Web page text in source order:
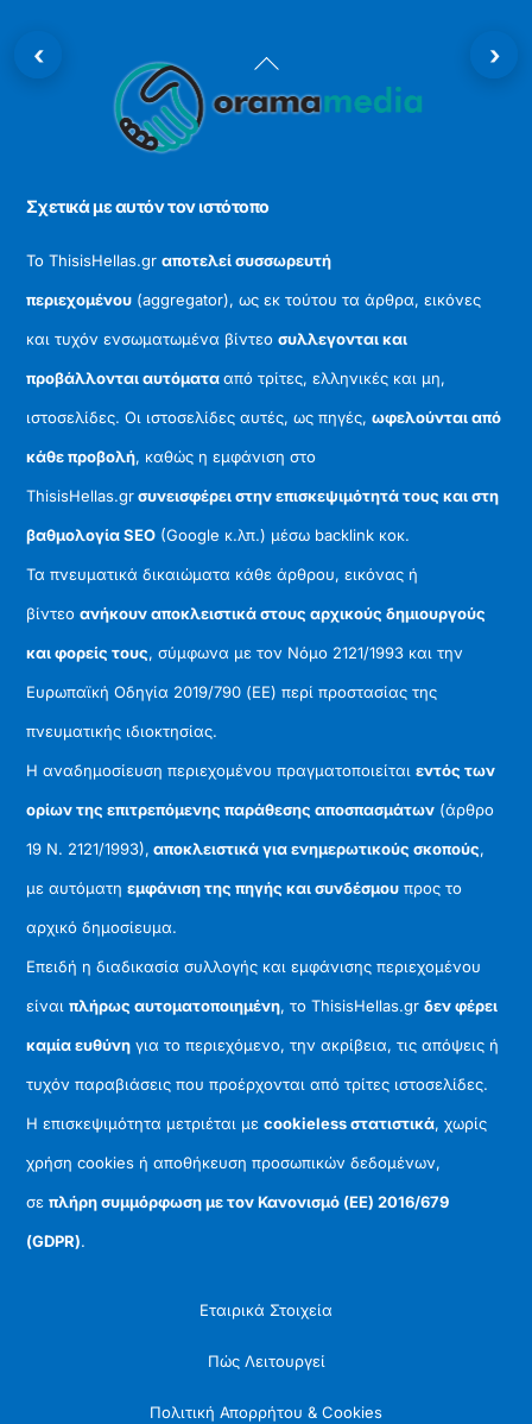
Back
To
Σχετικά με αυτόν τον ιστότοπο
Το ThisisHellas.grαποτελεί συσσωρευτή
περιεχομένου (aggregator), ως εκ τούτου τα άρθρα, εικόνες
και τυχόν ενσωματωμένα βίντεοσυλλεγονται και
προβάλλονται αυτόματααπό τρίτες, ελληνικές και μη,
ιστοσελίδες. Οι ιστοσελίδες αυτές, ως πηγές,ωφελούνται από
κάθε προβολή, καθώς η εμφάνιση στο
ThisisHellas.grσυνεισφέρει στην επισκεψιμότητά τους και στη
βαθμολογία SEO (Google κ.λπ.) μέσω backlink κοκ.
Τα πνευματικά δικαιώματα κάθε άρθρου, εικόνας ή
βίντεοανήκουν αποκλειστικά στους αρχικούς δημιουργούς
και φορείς τους, σύμφωνα με τον Νόμο 2121/1993 και την
Ευρωπαϊκή Οδηγία 2019/790 (ΕΕ) περί προστασίας της
πνευματικής ιδιοκτησίας.
Η αναδημοσίευση περιεχομένου πραγματοποιείταιεντός των
ορίων της επιτρεπόμενης παράθεσης αποσπασμάτων (άρθρο
19 Ν. 2121/1993), αποκλειστικά για ενημερωτικούς σκοπούς,
με αυτόματηεμφάνιση της πηγής και συνδέσμου προς το
αρχικό δημοσίευμα.
Επειδή η διαδικασία συλλογής και εμφάνισης περιεχομένου
είναιπλήρως αυτοματοποιημένη, το ThisisHellas.grδεν φέρει
καμία ευθύνη για το περιεχόμενο, την ακρίβεια, τις απόψεις ή
τυχόν παραβιάσεις που προέρχονται από τρίτες ιστοσελίδες.
Η επισκεψιμότητα μετριέται μεcookieless στατιστικά, χωρίς
χρήση cookies ή αποθήκευση προσωπικών δεδομένων,
σεπλήρη συμμόρφωση με τον Κανονισμό (ΕΕ) 2016/679
(GDPR).
Εταιρικά Στοιχεία
Πώς Λειτουργεί
Πολιτική Απορρήτου & Cookies
‹ ›